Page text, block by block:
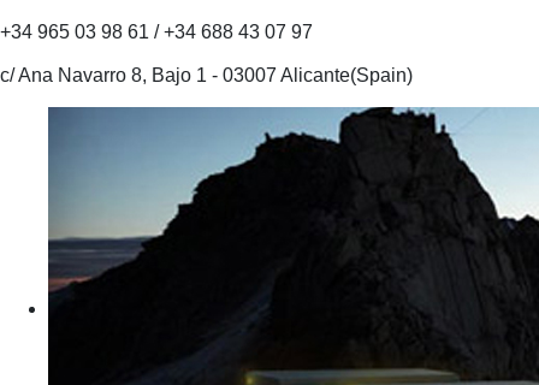
+34 965 03 98 61 / +34 688 43 07 97
c/ Ana Navarro 8, Bajo 1 - 03007 Alicante(Spain)